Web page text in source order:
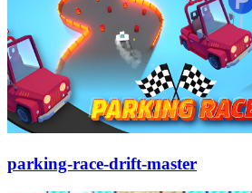
parking-race-drift-master